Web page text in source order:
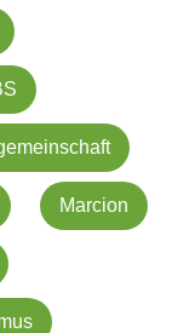
Marcion